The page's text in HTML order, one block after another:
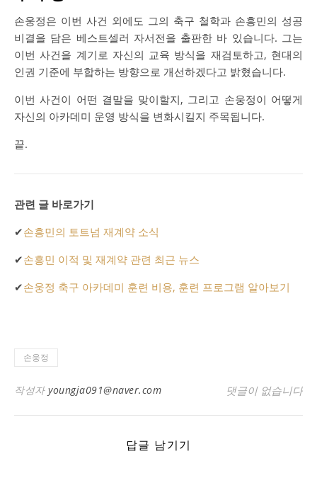
손웅정은 이번 사건 외에도 그의 축구 철학과 손흥민의 성공
비결을 담은 베스트셀러 자서전을 출판한 바 있습니다. 그는
이번 사건을 계기로 자신의 교육 방식을 재검토하고, 현대의
인권 기준에 부합하는 방향으로 개선하겠다고 밝혔습니다.
이번 사건이 어떤 결말을 맞이할지, 그리고 손웅정이 어떻게
자신의 아카데미 운영 방식을 변화시킬지 주목됩니다.
끝.
관련 글 바로가기
✔손흥민의 토트넘 재계약 소식
✔손흥민 이적 및 재계약 관련 최근 뉴스
✔손웅정 축구 아카데미 훈련 비용, 훈련 프로그램 알아보기
손웅정
작성자 youngja091@naver.com 댓글이 없습니다
답글 남기기